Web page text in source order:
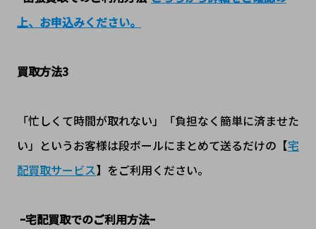
上、お申込みください。
買取方法3
「忙しくて時間が取れない」「負担なく簡単に済ませた
い」というお客様は段ボールにまとめて送るだけの【宅
配買取サービス】をご利用ください。
ｰ宅配買取でのご利用方法ｰ